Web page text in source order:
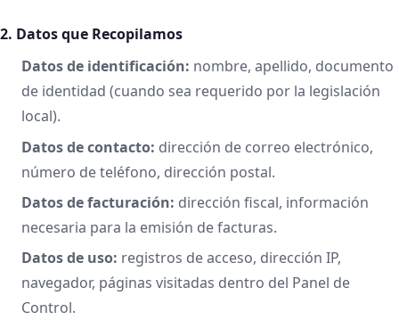
2. Datos que Recopilamos
Datos de identificación: nombre, apellido, documento
de identidad (cuando sea requerido por la legislación
local).
Datos de contacto: dirección de correo electrónico,
número de teléfono, dirección postal.
Datos de facturación: dirección fiscal, información
necesaria para la emisión de facturas.
Datos de uso: registros de acceso, dirección IP,
navegador, páginas visitadas dentro del Panel de
Control.